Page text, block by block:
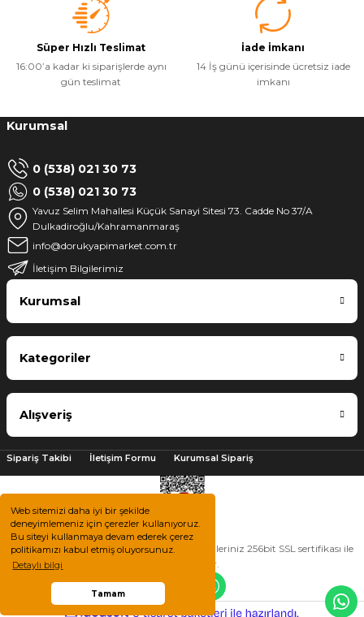
Web sitemizi daha iyi bir şekilde
deneyimlemeniz için çerezler kullanıyoruz.
Bu siteyi kullanmaya devam ederek çerez
politikamızı kabul etmiş oluyorsunuz.
Detaylı bilgi
Tamam
Süper Hızlı Teslimat
16:00’a kadar ki siparişlerde aynı
gün teslimat
İade İmkanı
14 İş günü içerisinde ücretsiz iade
imkanı
Kurumsal
0 (538) 021 30 73
0 (538) 021 30 73
Yavuz Selim Mahallesi Küçük Sanayi Sitesi 73. Cadde No 37/A
Dulkadiroğlu/Kahramanmaraş
info@dorukyapimarket.com.tr
İletişim Bilgilerimiz
Kurumsal
Kategoriler
Alışveriş
Sipariş Takibi İletişim Formu Kurumsal Sipariş
2025 © Tüm hakları saklıdır. Kredi kartı bilgileriniz 256bit SSL sertifikası ile
korunmaktadır.
e-